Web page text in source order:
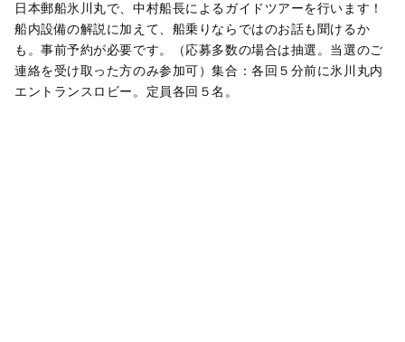
日本郵船氷川丸で、中村船長によるガイドツアーを行います！
船内設備の解説に加えて、船乗りならではのお話も聞けるか
も。事前予約が必要です。（応募多数の場合は抽選。当選のご
連絡を受け取った方のみ参加可）集合：各回５分前に氷川丸内
エントランスロビー。定員各回５名。